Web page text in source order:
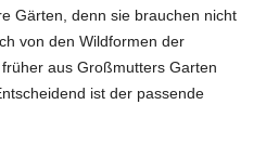
Gärten, denn sie brauchen nicht
von den Wildformen der
aus Großmutters Garten
ist der passende